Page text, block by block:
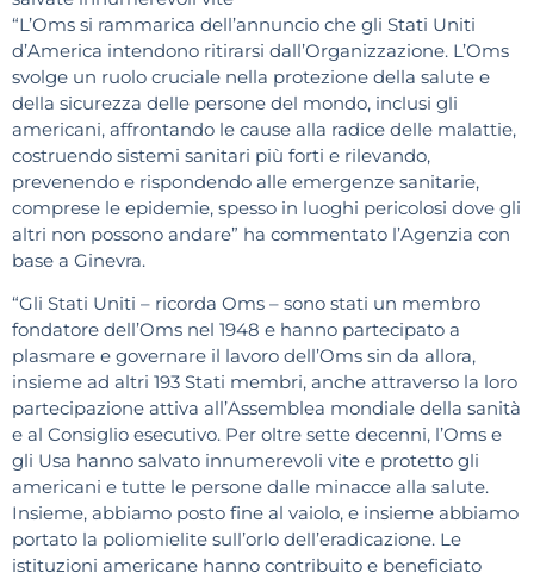
“L’Oms si rammarica dell’annuncio che gli Stati Uniti
d’America intendono ritirarsi dall’Organizzazione. L’Oms
svolge un ruolo cruciale nella protezione della salute e
della sicurezza delle persone del mondo, inclusi gli
americani, affrontando le cause alla radice delle malattie,
costruendo sistemi sanitari più forti e rilevando,
prevenendo e rispondendo alle emergenze sanitarie,
comprese le epidemie, spesso in luoghi pericolosi dove gli
altri non possono andare” ha commentato l’Agenzia con
base a Ginevra.
“Gli Stati Uniti – ricorda Oms – sono stati un membro
fondatore dell’Oms nel 1948 e hanno partecipato a
plasmare e governare il lavoro dell’Oms sin da allora,
insieme ad altri 193 Stati membri, anche attraverso la loro
partecipazione attiva all’Assemblea mondiale della sanità
e al Consiglio esecutivo. Per oltre sette decenni, l’Oms e
gli Usa hanno salvato innumerevoli vite e protetto gli
americani e tutte le persone dalle minacce alla salute.
Insieme, abbiamo posto fine al vaiolo, e insieme abbiamo
portato la poliomielite sull’orlo dell’eradicazione. Le
istituzioni americane hanno contribuito e beneficiato